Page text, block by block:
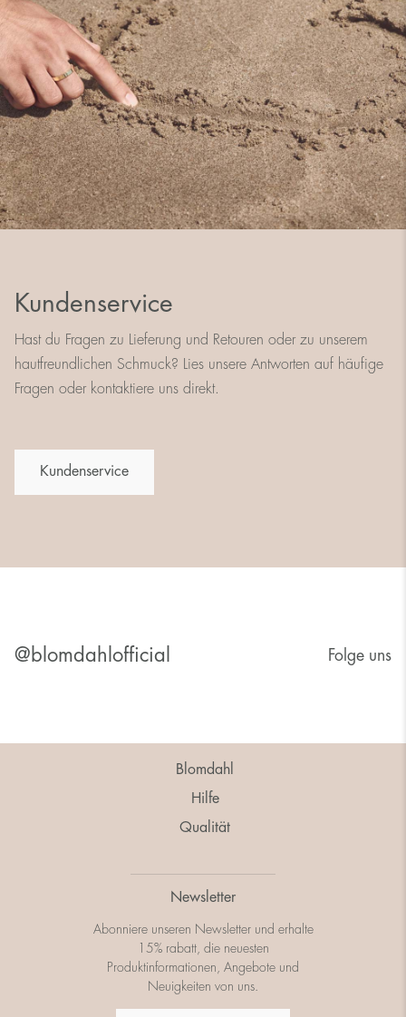
Kundenservice
Hast du Fragen zu Lieferung und Retouren oder zu unserem
hautfreundlichen Schmuck? Lies unsere Antworten auf häufige
Fragen oder kontaktiere uns direkt.
Kundenservice
@blomdahlofficial Folge uns
Blomdahl
Hilfe
Qualität
Newsletter
Abonniere unseren Newsletter und erhalte
15% rabatt, die neuesten
Produktinformationen, Angebote und
Neuigkeiten von uns.